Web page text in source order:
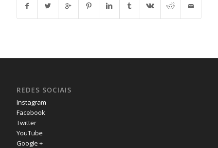
REDES SOCIAIS
Instagram
Facebook
Twitter
YouTube
Google +